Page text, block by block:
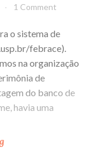
1 Comment
o sistema de
febrace).
na organização
de
do banco de
havia uma